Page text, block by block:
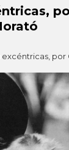
excéntricas, por